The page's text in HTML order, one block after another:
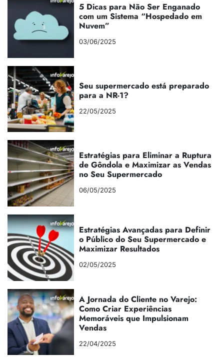
5 Dicas para Não Ser Enganado
com um Sistema “Hospedado em
Nuvem”
03/06/2025
Seu supermercado está preparado
para a NR-1?
22/05/2025
Estratégias para Eliminar a Ruptura
de Gôndola e Maximizar as Vendas
no Seu Supermercado
06/05/2025
Estratégias Avançadas para Definir
o Público do Seu Supermercado e
Maximizar Resultados
02/05/2025
A Jornada do Cliente no Varejo:
Como Criar Experiências
Memoráveis que Impulsionam
Vendas
22/04/2025